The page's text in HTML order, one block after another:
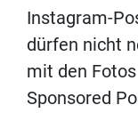
Instagram-
dürfen nicht
mit den
Sponsored